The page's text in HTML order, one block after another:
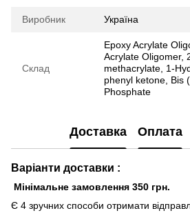
Виробник Україна
Склад
Epoxy Acrylate
Acrylate Oligomer,
methacrylate, 1-
phenyl ketone, Bis
Phosphate
Доставка Оплата
Варіанти доставки :
Мінімальне замовлення 350 грн.
Є 4 зручних способи отримати